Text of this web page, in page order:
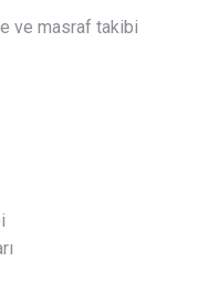
ve masraf takibi